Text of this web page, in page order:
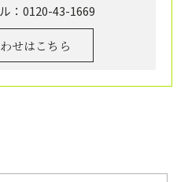
：0120-43-1669
せはこちら